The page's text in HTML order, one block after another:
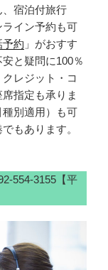
宿泊付旅行
ライン予約も可
予約 」がおすす
と疑問に100％
レジット・コ
指定も承りま
別適用）も可
もあります。
554-3155【平